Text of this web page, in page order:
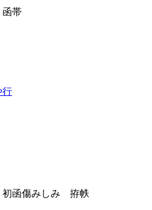
函帯
行
初函傷みしみ 拵帙